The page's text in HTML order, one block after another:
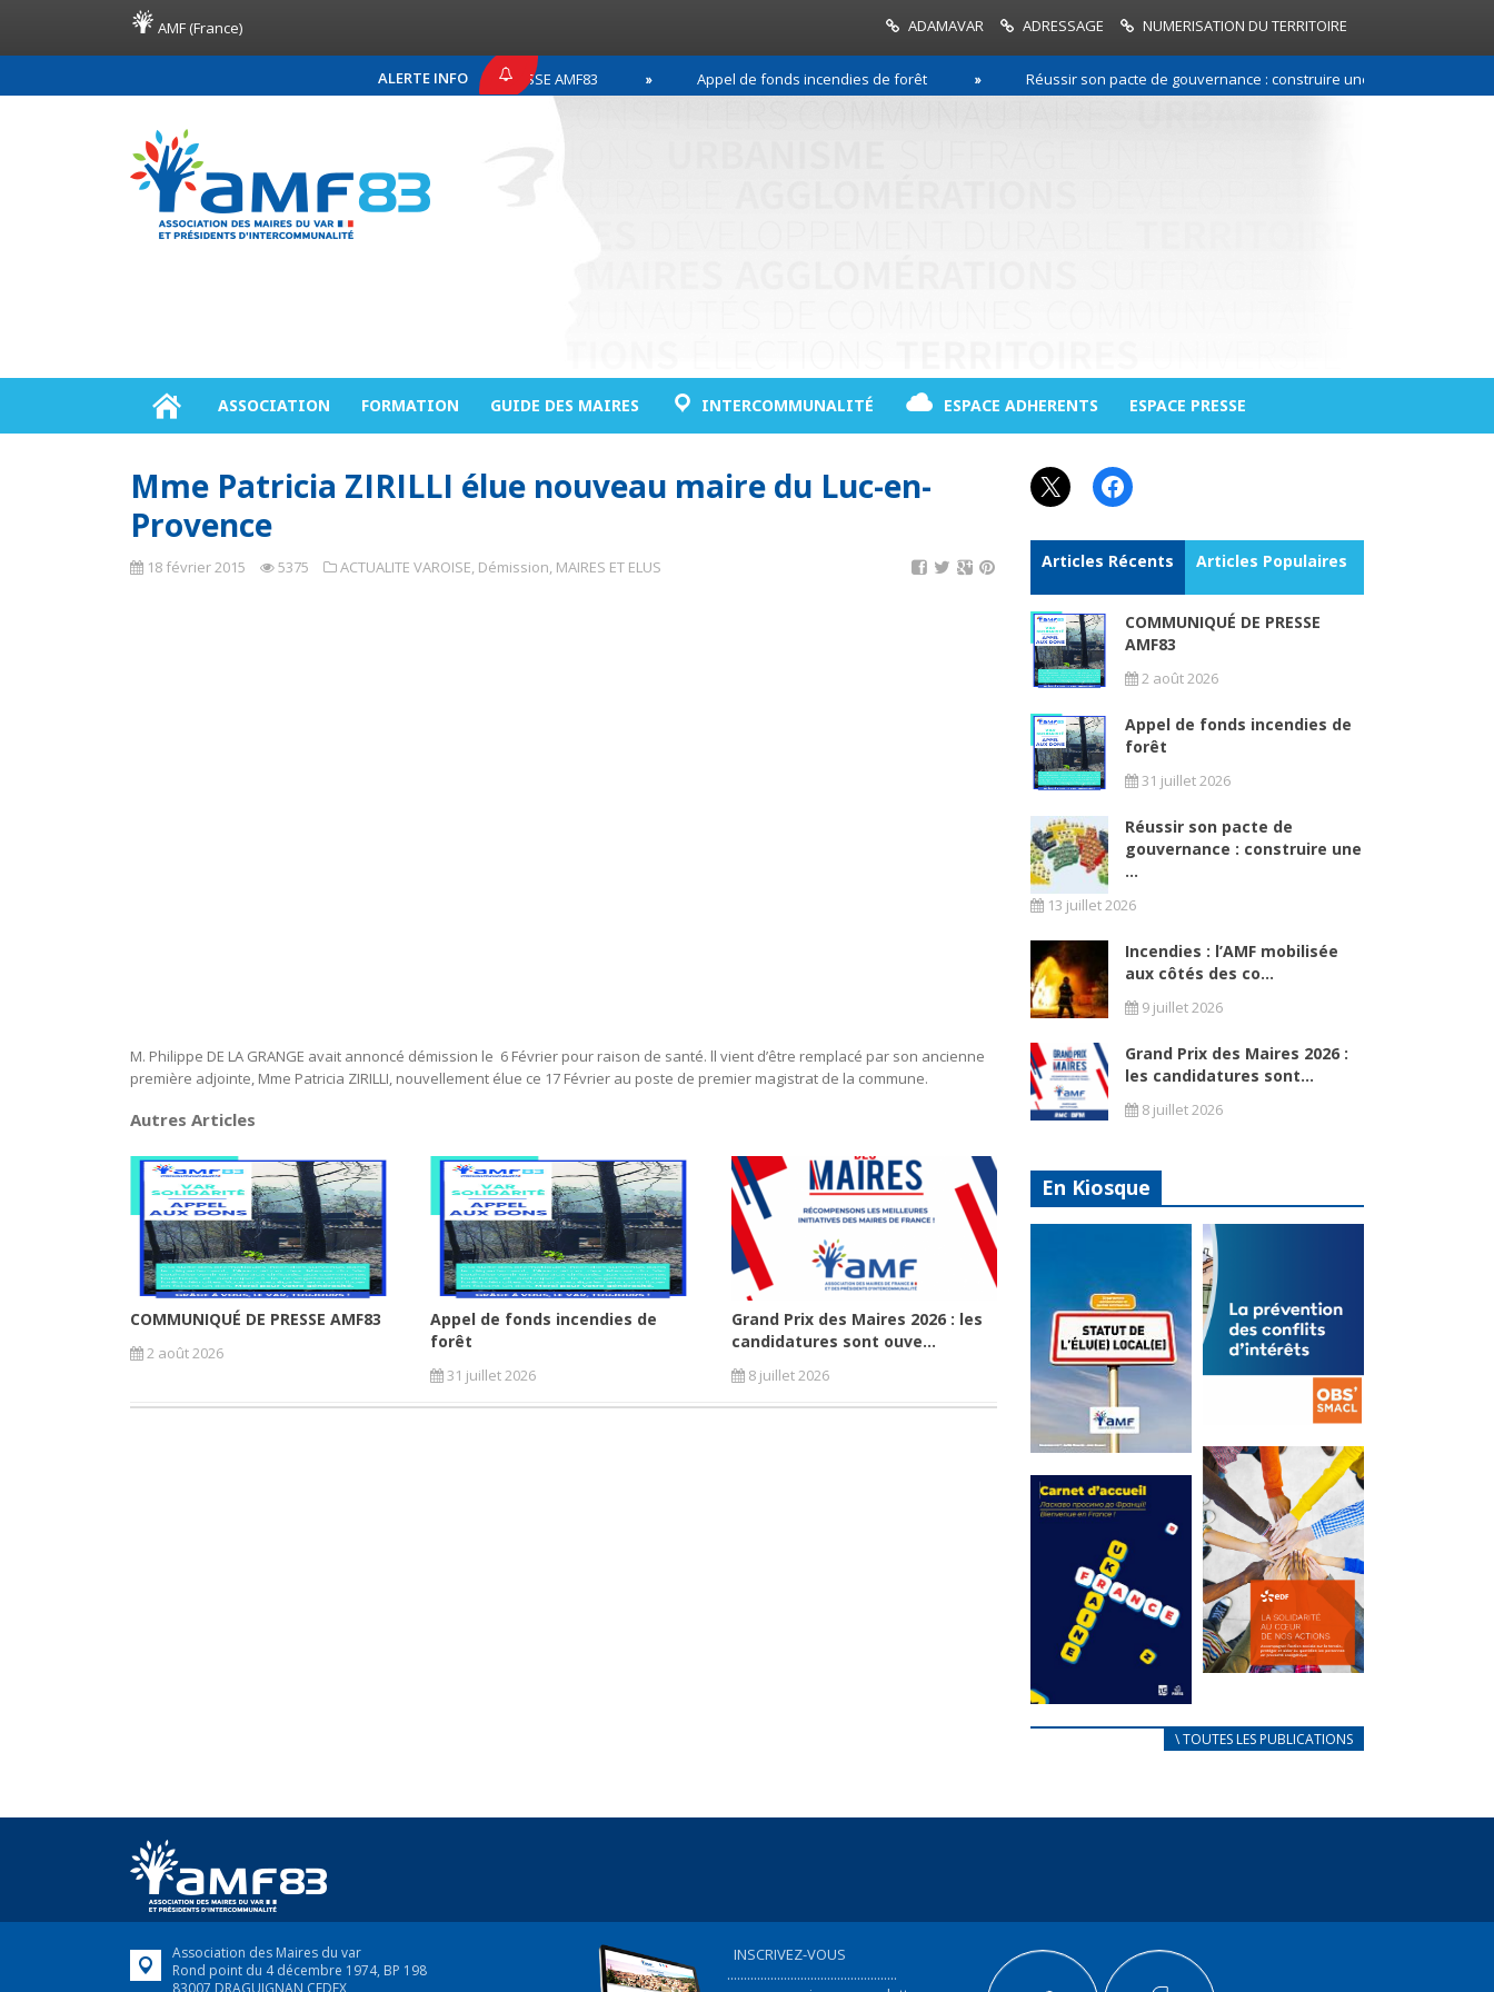
AMF (France) ADAMAVAR ADRESSAGE NUMERISATION DU TERRITOIRE
ALERTE INFO
COMMUNIQUÉ DE PRESSE AMF83 Appel de fonds incendies de forêt Réussir son pacte de gouvernance : construire une relation de
ASSOCIATION FORMATION GUIDE DES MAIRES INTERCOMMUNALITÉ ESPACE ADHERENTS ESPACE PRESSE
Mme Patricia ZIRILLI élue nouveau maire du Luc-en-
Provence
18 février 2015 5375 ACTUALITE VAROISE, Démission, MAIRES ET ELUS
M. Philippe DE LA GRANGE avait annoncé démission le 6 Février pour raison de santé. ll vient d’être remplacé par son ancienne
première adjointe, Mme Patricia ZIRILLI, nouvellement élue ce 17 Février au poste de premier magistrat de la commune.
Autres Articles
COMMUNIQUÉ DE PRESSE AMF83
2 août 2026
Appel de fonds incendies de
forêt
31 juillet 2026
Grand Prix des Maires 2026 : les
candidatures sont ouve...
8 juillet 2026
X Facebook
Articles Récents Articles Populaires
COMMUNIQUÉ DE PRESSE
AMF83
2 août 2026
Appel de fonds incendies de
forêt
31 juillet 2026
Réussir son pacte de
gouvernance : construire une
...
13 juillet 2026
Incendies : l’AMF mobilisée
aux côtés des co...
9 juillet 2026
Grand Prix des Maires 2026 :
les candidatures sont...
8 juillet 2026
En Kiosque
Statut de
l’élu local
Mise à jour avril
2024
FEUILLETER
La
prévention
des conflits
d’intérêts
18 septembre 2023
FEUILLETER
au coeur de
nos actions
en France,...
FEUILLETER
\ TOUTES LES PUBLICATIONS
Association des Maires du var
Rond point du 4 décembre 1974, BP 198
83007 DRAGUIGNAN CEDEX
INSCRIVEZ-VOUS
...................................................